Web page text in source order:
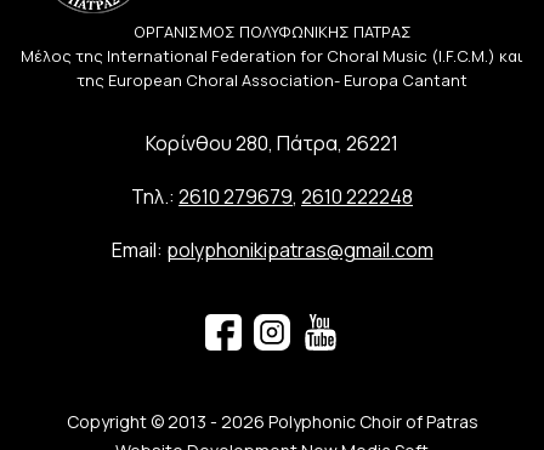
ΟΡΓΑΝΙΣΜΟΣ ΠΟΛΥΦΩΝΙΚΗΣ ΠΑΤΡΑΣ
Μέλος της International Federation for Choral Music (I.F.C.M.) και
της European Choral Association- Europa Cantant
Κορίνθου 280, Πάτρα, 26221
Τηλ.: 2610 279679, 2610 222248
Email: polyphonikipatras@gmail.com
Copyright © 2013 - 2026 Polyphonic Choir of Patras